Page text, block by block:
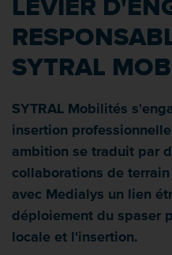
LEVIER
SYTRAL
SYTRAL Mobilités
insertion
ambition se traduit par
collaborations de
avec Medialys un lien
déploiement du spaser
locale et l'insertion.